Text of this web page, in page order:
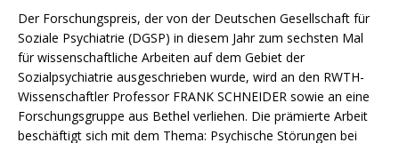
Der Forschungspreis, der von der Deutschen Gesellschaft für
Soziale Psychiatrie (DGSP) in diesem Jahr zum sechsten Mal
für wissenschaftliche Arbeiten auf dem Gebiet der
Sozialpsychiatrie ausgeschrieben wurde, wird an den RWTH-
Wissenschaftler Professor FRANK SCHNEIDER sowie an eine
Forschungsgruppe aus Bethel verliehen. Die prämierte Arbeit
beschäftigt sich mit dem Thema: Psychische Störungen bei